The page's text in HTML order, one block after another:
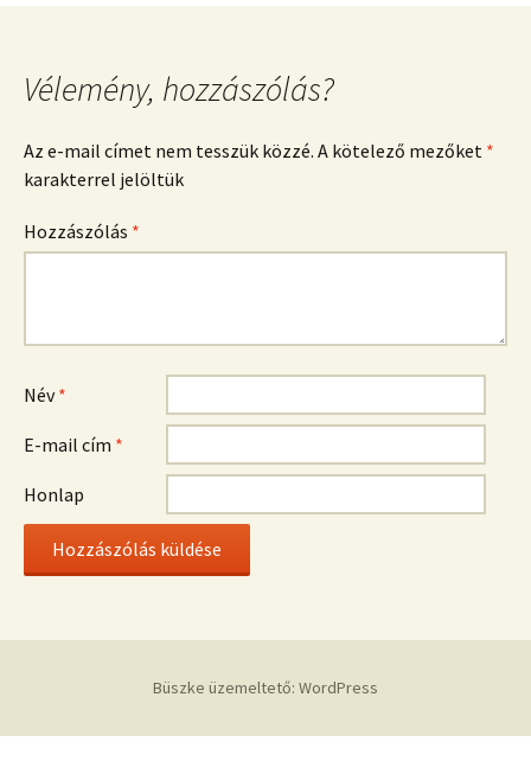
Vélemény, hozzászólás?
Az e-mail címet nem tesszük közzé. A kötelező mezőket *
karakterrel jelöltük
Hozzászólás *
Név*
E-mail cím *
Honlap
Büszke üzemeltető: WordPress